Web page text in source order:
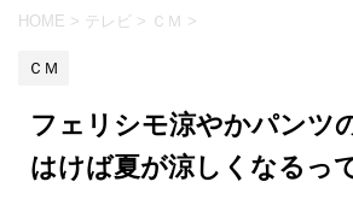
HOME > テレビ > ＣＭ >
ＣＭ
フェリシモ涼やかパンツ
はけば夏が涼しくなるっ